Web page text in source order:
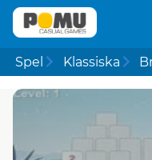
Spel Klassiska